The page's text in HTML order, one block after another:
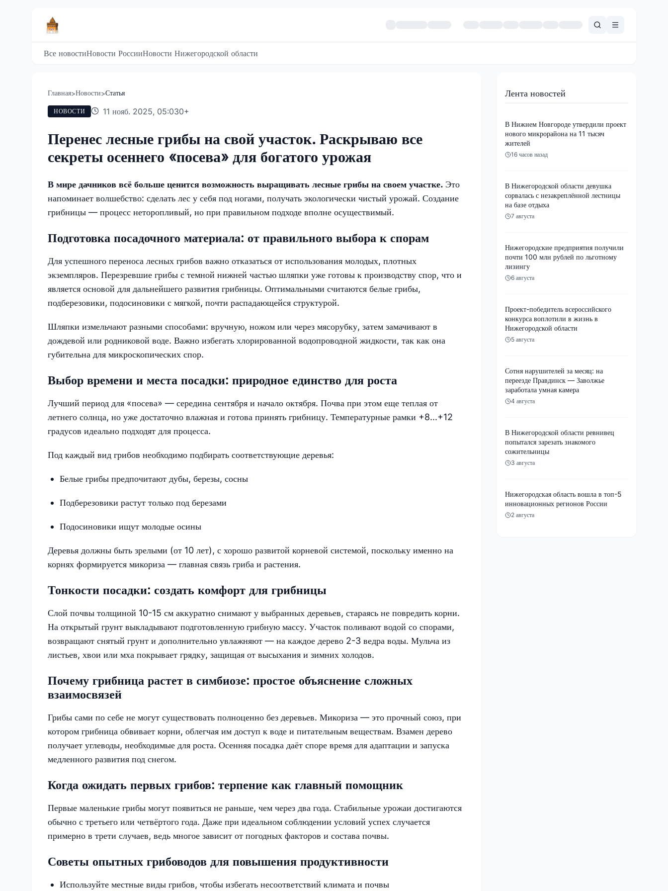
Все новостиНовости РоссииНовости Нижегородской области
Главная>Новости>Статья
НОВОСТИ 11 нояб. 2025, 05:030+
Перенес лесные грибы на свой участок. Раскрываю все
секреты осеннего «посева» для богатого урожая
В мире дачников всё больше ценится возможность выращивать лесные грибы на своем участке. Это
напоминает волшебство: сделать лес у себя под ногами, получать экологически чистый урожай. Создание
грибницы — процесс неторопливый, но при правильном подходе вполне осуществимый.
Подготовка посадочного материала: от правильного выбора к спорам
Для успешного переноса лесных грибов важно отказаться от использования молодых, плотных
экземпляров. Перезревшие грибы с темной нижней частью шляпки уже готовы к производству спор, что и
является основой для дальнейшего развития грибницы. Оптимальными считаются белые грибы,
подберезовики, подосиновики с мягкой, почти распадающейся структурой.
Шляпки измельчают разными способами: вручную, ножом или через мясорубку, затем замачивают в
дождевой или родниковой воде. Важно избегать хлорированной водопроводной жидкости, так как она
губительна для микроскопических спор.
Выбор времени и места посадки: природное единство для роста
Лучший период для «посева» — середина сентября и начало октября. Почва при этом еще теплая от
летнего солнца, но уже достаточно влажная и готова принять грибницу. Температурные рамки +8...+12
градусов идеально подходят для процесса.
Под каждый вид грибов необходимо подбирать соответствующие деревья:
Белые грибы предпочитают дубы, березы, сосны
Подберезовики растут только под березами
Подосиновики ищут молодые осины
Деревья должны быть зрелыми (от 10 лет), с хорошо развитой корневой системой, поскольку именно на
корнях формируется микориза — главная связь гриба и растения.
Тонкости посадки: создать комфорт для грибницы
Слой почвы толщиной 10-15 см аккуратно снимают у выбранных деревьев, стараясь не повредить корни.
На открытый грунт выкладывают подготовленную грибную массу. Участок поливают водой со спорами,
возвращают снятый грунт и дополнительно увлажняют — на каждое дерево 2-3 ведра воды. Мульча из
листьев, хвои или мха покрывает грядку, защищая от высыхания и зимних холодов.
Почему грибница растет в симбиозе: простое объяснение сложных
взаимосвязей
Грибы сами по себе не могут существовать полноценно без деревьев. Микориза — это прочный союз, при
котором грибница обвивает корни, облегчая им доступ к воде и питательным веществам. Взамен дерево
получает углеводы, необходимые для роста. Осенняя посадка даёт споре время для адаптации и запуска
медленного развития под снегом.
Когда ожидать первых грибов: терпение как главный помощник
Первые маленькие грибы могут появиться не раньше, чем через два года. Стабильные урожаи достигаются
обычно с третьего или четвёртого года. Даже при идеальном соблюдении условий успех случается
примерно в трети случаев, ведь многое зависит от погодных факторов и состава почвы.
Советы опытных грибоводов для повышения продуктивности
Используйте местные виды грибов, чтобы избегать несоответствий климата и почвы
Лента новостей
В Нижнем Новгороде утвердили проект
нового микрорайона на 11 тысяч
жителей
16 часов назад
В Нижегородской области девушка
сорвалась с незакреплённой лестницы
на базе отдыха
7 августа
Нижегородские предприятия получили
почти 100 млн рублей по льготному
лизингу
6 августа
Проект-победитель всероссийского
конкурса воплотили в жизнь в
Нижегородской области
5 августа
Сотня нарушителей за месяц: на
переезде Правдинск — Заволжье
заработала умная камера
4 августа
В Нижегородской области ревнивец
попытался зарезать знакомого
сожительницы
3 августа
Нижегородская область вошла в топ-5
инновационных регионов России
2 августа